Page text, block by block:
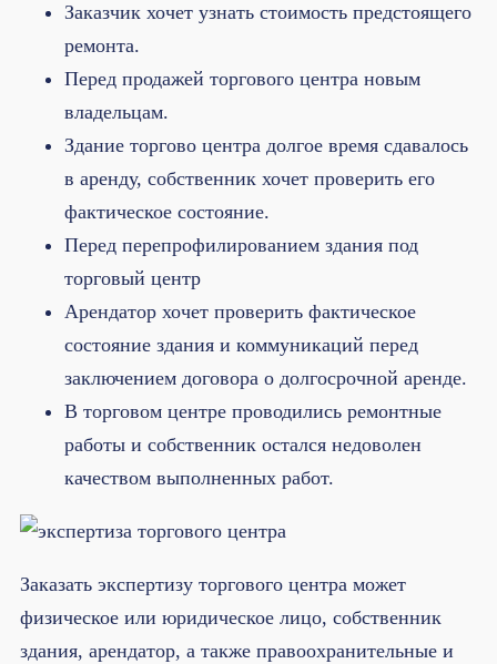
Заказчик хочет узнать стоимость предстоящего
ремонта.
Перед продажей торгового центра новым
владельцам.
Здание торгово центра долгое время сдавалось
в аренду, собственник хочет проверить его
фактическое состояние.
Перед перепрофилированием здания под
торговый центр
Арендатор хочет проверить фактическое
состояние здания и коммуникаций перед
заключением договора о долгосрочной аренде.
В торговом центре проводились ремонтные
работы и собственник остался недоволен
качеством выполненных работ.
Заказать экспертизу торгового центра может
физическое или юридическое лицо, собственник
здания, арендатор, а также правоохранительные и